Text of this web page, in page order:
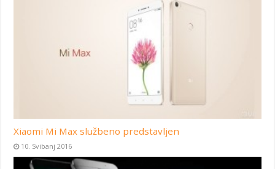
Xiaomi Mi Max službeno predstavljen
10. Svibanj 2016